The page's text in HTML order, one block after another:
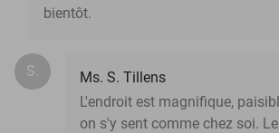
bientôt.
S.
Ms. S. Tillens
L'endroit est magnifique,
on s'y sent comme chez soi.